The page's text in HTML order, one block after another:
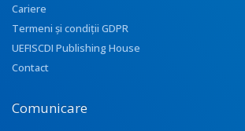
Cariere
Termeni și condiții GDPR
UEFISCDI Publishing House
Contact
Comunicare